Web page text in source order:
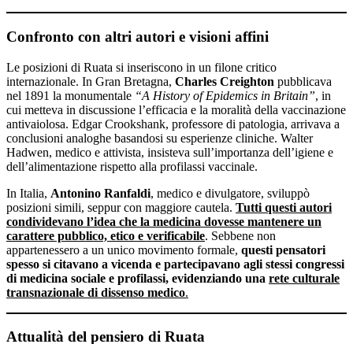
Confronto con altri autori e visioni affini
Le posizioni di Ruata si inseriscono in un filone critico
internazionale. In Gran Bretagna, Charles Creighton pubblicava
nel 1891 la monumentale “A History of Epidemics in Britain”, in
cui metteva in discussione l’efficacia e la moralità della vaccinazione
antivaiolosa. Edgar Crookshank, professore di patologia, arrivava a
conclusioni analoghe basandosi su esperienze cliniche. Walter
Hadwen, medico e attivista, insisteva sull’importanza dell’igiene e
dell’alimentazione rispetto alla profilassi vaccinale.
In Italia, Antonino Ranfaldi, medico e divulgatore, sviluppò
posizioni simili, seppur con maggiore cautela. Tutti questi autori
condividevano l’idea che la medicina dovesse mantenere un
carattere pubblico, etico e verificabile. Sebbene non
appartenessero a un unico movimento formale, questi pensatori
spesso si citavano a vicenda e partecipavano agli stessi congressi
di medicina sociale e profilassi, evidenziando una rete culturale
transnazionale di dissenso medico.
Attualità del pensiero di Ruata